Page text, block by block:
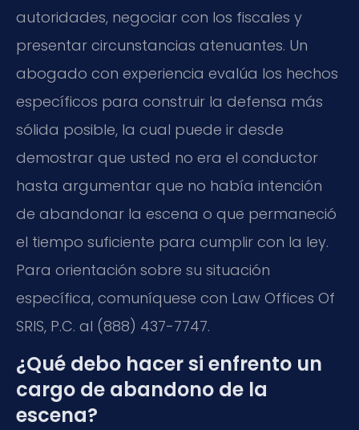
autoridades, negociar con los fiscales y
presentar circunstancias atenuantes. Un
abogado con experiencia evalúa los hechos
específicos para construir la defensa más
sólida posible, la cual puede ir desde
demostrar que usted no era el conductor
hasta argumentar que no había intención
de abandonar la escena o que permaneció
el tiempo suficiente para cumplir con la ley.
Para orientación sobre su situación
específica, comuníquese con Law Offices Of
SRIS, P.C. al (888) 437-7747.
¿Qué debo hacer si enfrento un
cargo de abandono de la
escena?